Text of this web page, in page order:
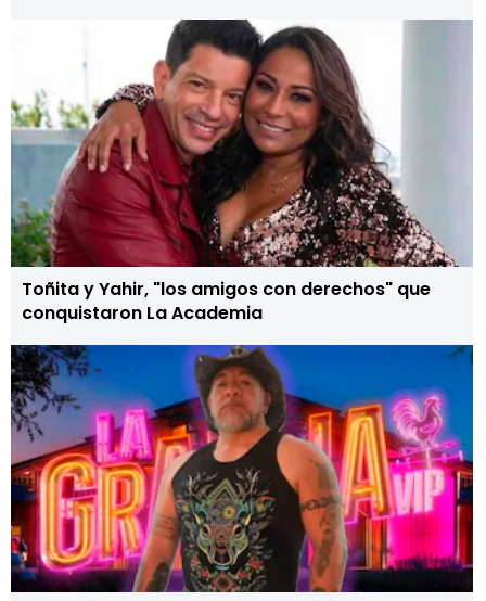
Toñita y Yahir, "los amigos con derechos" que
conquistaron La Academia